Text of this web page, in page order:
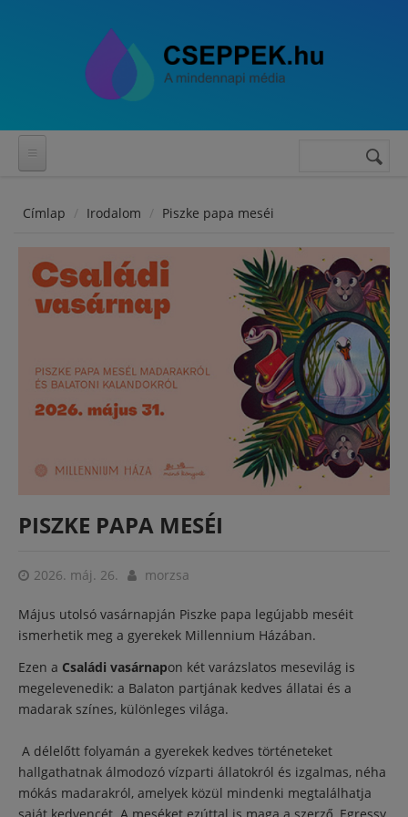
Keresés
Címlap Irodalom Piszke papa meséi
PISZKE PAPA MESÉI
2026. máj. 26. morzsa
Május utolsó vasárnapján Piszke papa legújabb meséit
ismerhetik meg a gyerekek Millennium Házában.
Ezen a Családi vasárnapon két varázslatos mesevilág is
megelevenedik: a Balaton partjának kedves állatai és a
madarak színes, különleges világa. ‍
A délelőtt folyamán a gyerekek kedves történeteket
hallgathatnak álmodozó vízparti állatokról és izgalmas, néha
mókás madarakról, amelyek közül mindenki megtalálhatja